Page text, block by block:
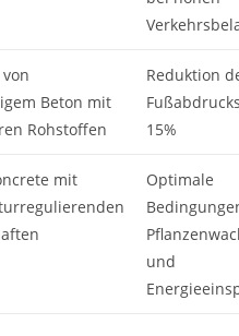
Beton mit
Rohstoffen
Reduktion
15%
mit
Optimale
und